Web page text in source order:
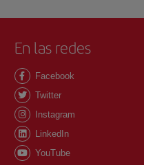
En las redes
Facebook
Twitter
Instagram
LinkedIn
YouTube